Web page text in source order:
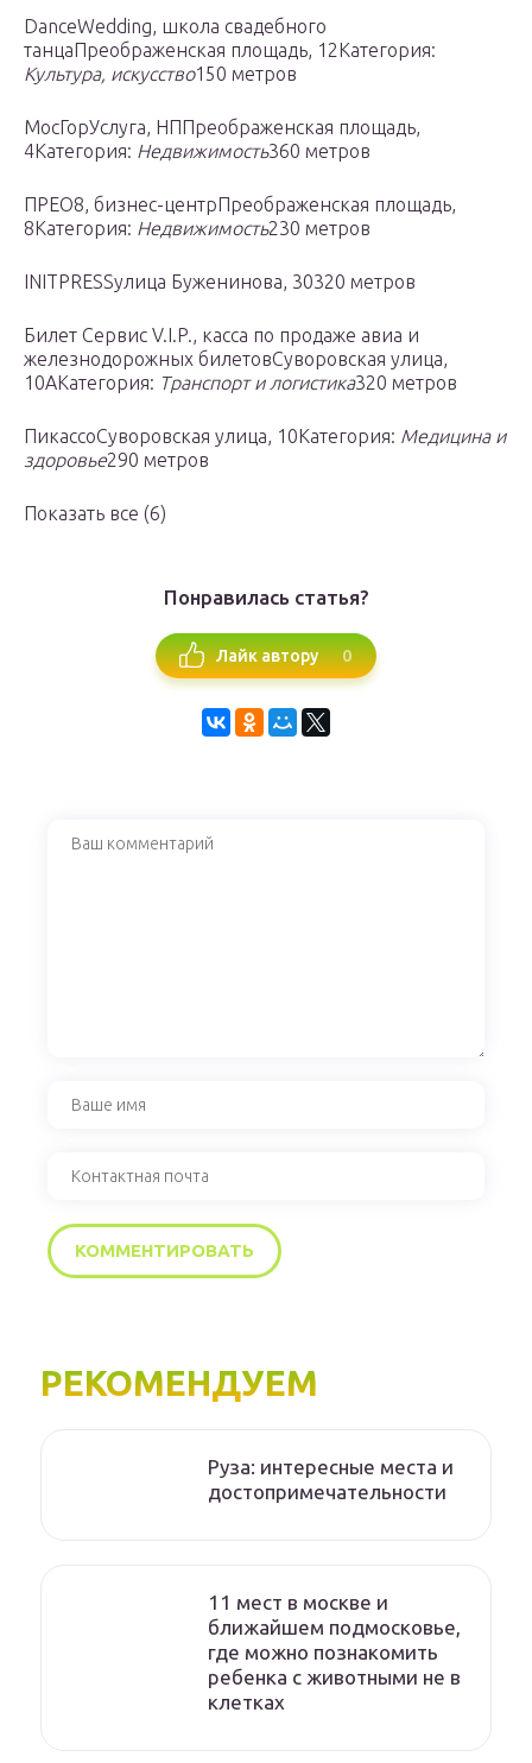
DanceWedding, школа свадебного
танцаПреображенская площадь, 12Категория:
Культура, искусство150 метров
МосГорУслуга, НППреображенская площадь,
4Категория: Недвижимость360 метров
ПРЕО8, бизнес-центрПреображенская площадь,
8Категория: Недвижимость230 метров
INITPRESSулица Буженинова, 30320 метров
Билет Сервис V.I.P., касса по продаже авиа и
железнодорожных билетовСуворовская улица,
10АКатегория: Транспорт и логистика320 метров
ПикассоСуворовская улица, 10Категория: Медицина и
здоровье290 метров
Показать все (6)
Понравилась статья?
Лайк автору 0
РЕКОМЕНДУЕМ
Руза: интересные места и
достопримечательности
11 мест в москве и
ближайшем подмосковье,
где можно познакомить
ребенка с животными не в
клетках